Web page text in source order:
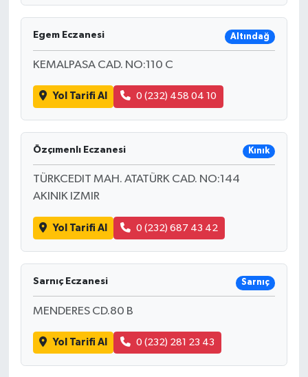
Egem Eczanesi Altındağ
KEMALPASA CAD. NO:110 C
Yol Tarifi Al 0 (232) 458 04 10
Özçımenlı Eczanesi Kınık
TÜRKCEDIT MAH. ATATÜRK CAD. NO:144
AKINIK IZMIR
Yol Tarifi Al 0 (232) 687 43 42
Sarnıç Eczanesi Sarnıç
MENDERES CD.80 B
Yol Tarifi Al 0 (232) 281 23 43